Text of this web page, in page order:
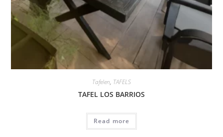
Tafelen, TAFELS
TAFEL LOS BARRIOS
Read more